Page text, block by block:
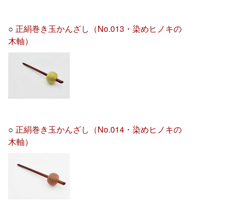
○ 正絹巻き玉かんざし（No.013・染めヒノキの
木軸）
○ 正絹巻き玉かんざし（No.014・染めヒノキの
木軸）